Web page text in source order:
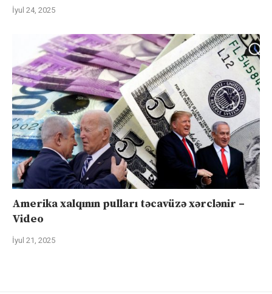
İyul 24, 2025
Amerika xalqının pulları təcavüzə xərclənir –
Video
İyul 21, 2025